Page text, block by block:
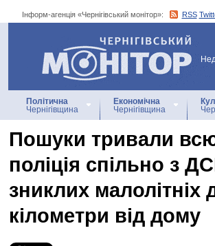
Інформ-агенція «Чернігівський монітор»: RSS
Інформ-агенція
«Чернігівський монітор»
Політична
Чернігівщина
Економічна
Чернігівщина
Пошуки тривали всю
поліція спільно з
зниклих малолітніх
кілометри від дому